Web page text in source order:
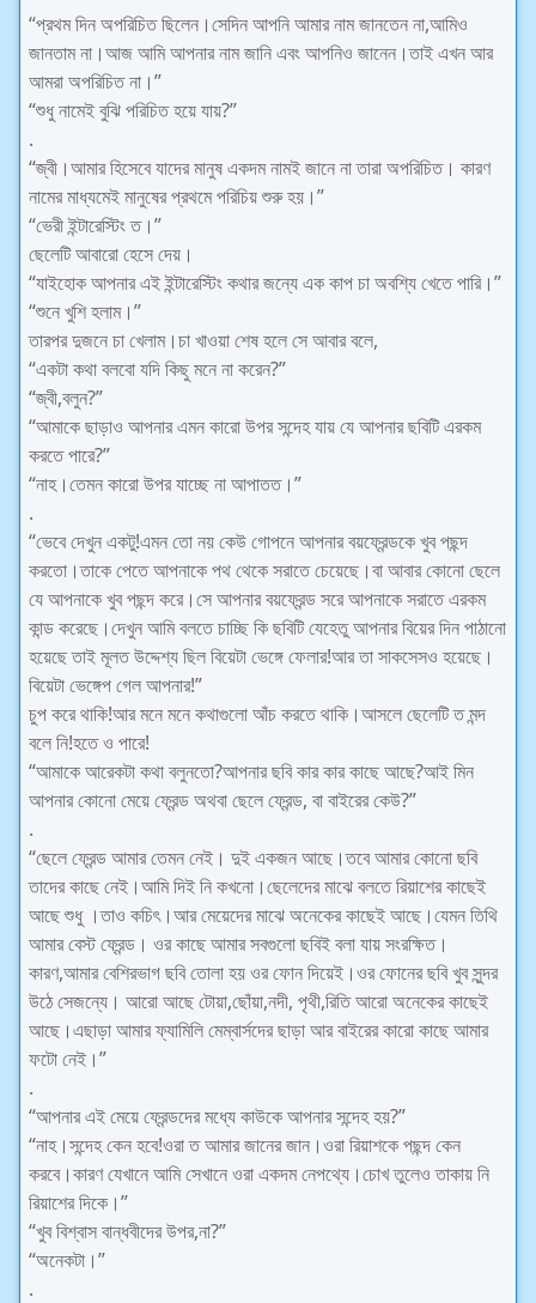
“প্রথম দিন অপরিচিত ছিলেন।সেদিন আপনি আমার নাম জানতেন না,আমিও
জানতাম না।আজ আমি আপনার নাম জানি এবং আপনিও জানেন।তাই এখন আর
আমরা অপরিচিত না।”
“শুধু নামেই বুঝি পরিচিত হয়ে যায়?”
.
“জ্বী।আমার হিসেবে যাদের মানুষ একদম নামই জানে না তারা অপরিচিত। কারণ
নামের মাধ্যমেই মানুষের প্রথমে পরিচিয় শুরু হয়।”
“ভেরী ইন্টারেস্টিং ত।”
ছেলেটি আবারো হেসে দেয়।
“যাইহোক আপনার এই ইন্টারেস্টিং কথার জন্যে এক কাপ চা অবশ্যি খেতে পারি।”
“শুনে খুশি হলাম।”
তারপর দুজনে চা খেলাম।চা খাওয়া শেষ হলে সে আবার বলে,
“একটা কথা বলবো যদি কিছু মনে না করেন?”
“জ্বী,বলুন?”
“আমাকে ছাড়াও আপনার এমন কারো উপর সন্দেহ যায় যে আপনার ছবিটি এরকম
করতে পারে?”
“নাহ।তেমন কারো উপর যাচ্ছে না আপাতত।”
.
“ভেবে দেখুন একটু!এমন তো নয় কেউ গোপনে আপনার বয়ফ্রেন্ডকে খুব পছন্দ
করতো।তাকে পেতে আপনাকে পথ থেকে সরাতে চেয়েছে।বা আবার কোনো ছেলে
যে আপনাকে খুব পছন্দ করে।সে আপনার বয়ফ্রেন্ড সরে আপনাকে সরাতে এরকম
কান্ড করেছে।দেখুন আমি বলতে চাচ্ছি কি ছবিটি যেহেতু আপনার বিয়ের দিন পাঠানো
হয়েছে তাই মূলত উদ্দেশ্য ছিল বিয়েটা ভেঙ্গে ফেলার!আর তা সাকসেসও হয়েছে।
বিয়েটা ভেঙ্গেপ গেল আপনার!”
চুপ করে থাকি!আর মনে মনে কথাগুলো আঁচ করতে থাকি।আসলে ছেলেটি ত মন্দ
বলে নি!হতে ও পারে!
“আমাকে আরেকটা কথা বলুনতো?আপনার ছবি কার কার কাছে আছে?আই মিন
আপনার কোনো মেয়ে ফ্রেন্ড অথবা ছেলে ফ্রেন্ড, বা বাইরের কেউ?”
.
“ছেলে ফ্রেন্ড আমার তেমন নেই। দুই একজন আছে।তবে আমার কোনো ছবি
তাদের কাছে নেই।আমি দিই নি কখনো।ছেলেদের মাঝে বলতে রিয়াশের কাছেই
আছে শুধু ।তাও কচিৎ।আর মেয়েদের মাঝে অনেকের কাছেই আছে।যেমন তিথি
আমার বেস্ট ফ্রেন্ড। ওর কাছে আমার সবগুলো ছবিই বলা যায় সংরক্ষিত।
কারণ,আমার বেশিরভাগ ছবি তোলা হয় ওর ফোন দিয়েই।ওর ফোনের ছবি খুব সুন্দর
উঠে সেজন্যে। আরো আছে টোয়া,ছোঁয়া,নদী, পৃথী,রিতি আরো অনেকের কাছেই
আছে।এছাড়া আমার ফ্যামিলি মেম্বার্সদের ছাড়া আর বাইরের কারো কাছে আমার
ফটো নেই।”
.
“আপনার এই মেয়ে ফ্রেন্ডদের মধ্যে কাউকে আপনার সন্দেহ হয়?”
“নাহ।সন্দেহ কেন হবে!ওরা ত আমার জানের জান।ওরা রিয়াশকে পছন্দ কেন
করবে।কারণ যেখানে আমি সেখানে ওরা একদম নেপথ্যে।চোখ তুলেও তাকায় নি
রিয়াশের দিকে।”
“খুব বিশ্বাস বান্ধবীদের উপর,না?”
“অনেকটা।”
.